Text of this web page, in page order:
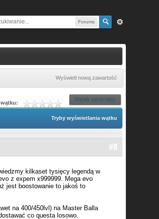
Forums
Wyświetl nową zawartość
Wątek zamknięty
Tryby wyświetlania wątku
#8
kilkaset tysięcy legendą w
z expem x999999. Mega evo
jest boostowanie to jakoś to
na 400/450lvl) na Master Balla
co questa losowo.